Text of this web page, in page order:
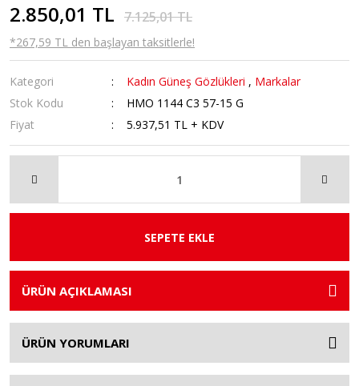
2.850,01 TL 7.125,01 TL
*267,59 TL den başlayan taksitlerle!
Kategori Kadın Güneş Gözlükleri , Markalar
Stok Kodu
HMO 1144 C3 57-15 G
Fiyat
5.937,51 TL + KDV
SEPETE EKLE
ÜRÜN AÇIKLAMASI
ÜRÜN YORUMLARI